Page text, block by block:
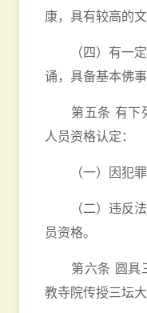
康，具有较高的文
（四）有一定
诵，具备基本佛
第五条 有下列
人员资格认定：
（一）因犯罪
（二）违反法
员资格。
第六条 圆具三
教寺院传授三坛